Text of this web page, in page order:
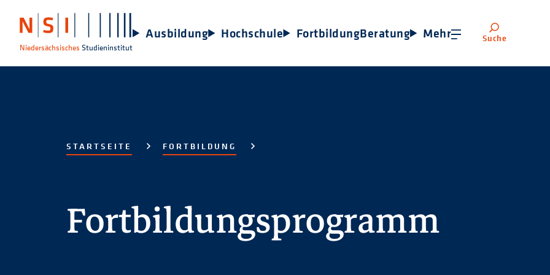
Niedersächsisches Studieninstitut
Ausbildung Hochschule FortbildungBeratung Mehr Suche
STARTSEITE FORTBILDUNG
Fortbildungsprogramm